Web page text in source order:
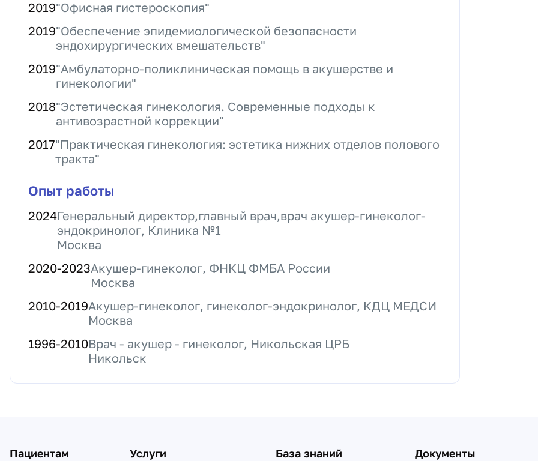
2019"Офисная гистероскопия"
2019"Обеспечение эпидемиологической безопасности
эндохирургических вмешательств"
2019"Амбулаторно-поликлиническая помощь в акушерстве и
гинекологии"
2018"Эстетическая гинекология. Современные подходы к
антивозрастной коррекции"
2017"Практическая гинекология: эстетика нижних отделов полового
тракта"
Опыт работы
2024Генеральный директор,главный врач,врач акушер-гинеколог-
эндокринолог, Клиника №1
Москва
2020-2023Акушер-гинеколог, ФНКЦ ФМБА России
Москва
2010-2019Акушер-гинеколог, гинеколог-эндокринолог, КДЦ МЕДСИ
Москва
1996-2010Врач - акушер - гинеколог, Никольская ЦРБ
Никольск
Пациентам Услуги База знаний Документы